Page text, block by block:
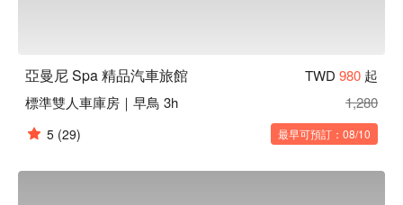
亞曼尼 Spa 精品汽車旅館 TWD 980 起
標準雙人車庫房｜早鳥 3h
1,280
5 (29) 最早可預訂：08/10